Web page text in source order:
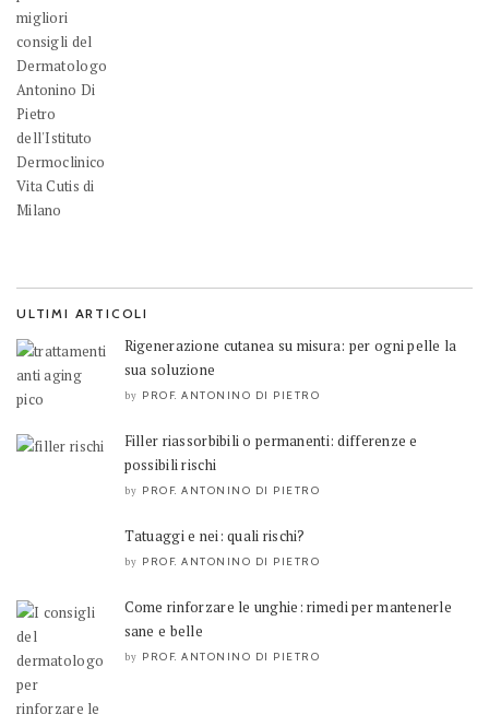
ULTIMI ARTICOLI
Rigenerazione cutanea su misura: per ogni pelle la
sua soluzione
by PROF. ANTONINO DI PIETRO
Filler riassorbibili o permanenti: differenze e
possibili rischi
by PROF. ANTONINO DI PIETRO
Tatuaggi e nei: quali rischi?
by PROF. ANTONINO DI PIETRO
Come rinforzare le unghie: rimedi per mantenerle
sane e belle
by PROF. ANTONINO DI PIETRO